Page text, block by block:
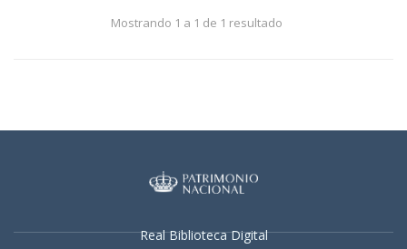
Mostrando 1 a 1 de 1 resultado
Real Biblioteca Digital